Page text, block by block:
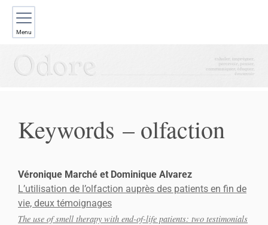
Menu
Keywords – olfaction
Véronique Marché et Dominique Alvarez
L’utilisation de l’olfaction auprès des patients en fin de
vie, deux témoignages
The use of smell therapy with end-of-life patients: two testimonials